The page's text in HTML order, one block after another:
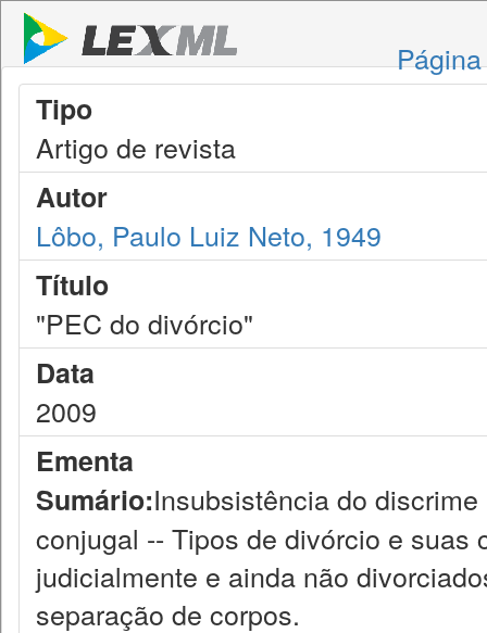
Tipo
Artigo de revista
Autor
Lôbo, Paulo Luiz Neto, 1949
Título
"PEC do divórcio"
Data
2009
Ementa
Sumário:Insubsistência do
conjugal -- Tipos de divórcio e
judicialmente e ainda não
separação de corpos.